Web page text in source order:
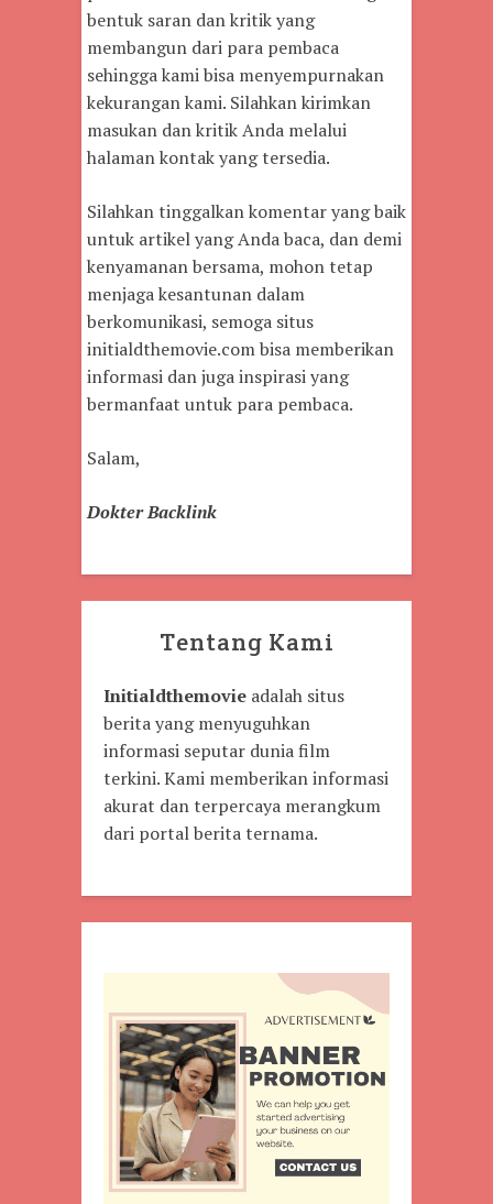
bentuk saran dan kritik yang
membangun dari para pembaca
sehingga kami bisa menyempurnakan
kekurangan kami. Silahkan kirimkan
masukan dan kritik Anda melalui
halaman kontak yang tersedia.
Silahkan tinggalkan komentar yang baik
untuk artikel yang Anda baca, dan demi
kenyamanan bersama, mohon tetap
menjaga kesantunan dalam
berkomunikasi, semoga situs
initialdthemovie.com bisa memberikan
informasi dan juga inspirasi yang
bermanfaat untuk para pembaca.
Salam,
Dokter Backlink
Tentang Kami
Initialdthemovie adalah situs
berita yang menyuguhkan
informasi seputar dunia film
terkini. Kami memberikan informasi
akurat dan terpercaya merangkum
dari portal berita ternama.